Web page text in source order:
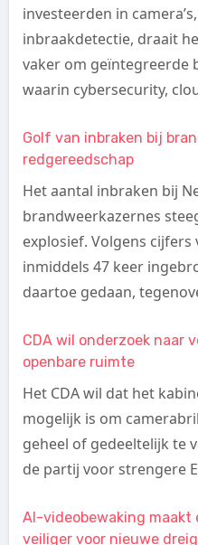
investeerden in
inbraakdetectie, draait
vaker om geïntegreerde
waarin cybersecurity,
Golf van inbraken bij
redgereedschap
Het aantal inbraken bij
brandweerkazernes
explosief. Volgens cijfers
inmiddels 47 keer
daartoe gedaan,
CDA wil onderzoek naar
openbare ruimte
Het CDA wil dat het
mogelijk is om
geheel of gedeeltelijk te
de partij voor strengere
AI-videobewaking
veiliger voor nieuwe